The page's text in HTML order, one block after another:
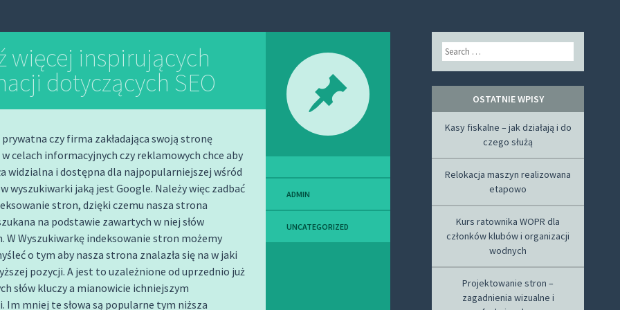
więcej inspirujących
dotyczących SEO
prywatna czy firma zakładająca swoją stronę
celach informacyjnych czy reklamowych chce aby
widzialna i dostępna dla najpopularniejszej wśród
wyszukiwarki jaką jest Google. Należy więc zadbać
stron, dzięki czemu nasza strona
na podstawie zawartych w niej słów
W Wyszukiwarkę indeksowanie stron możemy
o tym aby nasza strona znalazła się na w jaki
pozycji. A jest to uzależnione od uprzednio już
słów kluczy a mianowicie ichniejszym
Im mniej te słowa są popularne tym niższa
ADMIN
UNCATEGORIZED
Search
OSTATNIE WPISY
Kasy fiskalne – jak działają i do
czego służą
Relokacja maszyn realizowana
etapowo
Kurs ratownika WOPR dla
członków klubów i organizacji
wodnych
Projektowanie stron –
zagadnienia wizualne i